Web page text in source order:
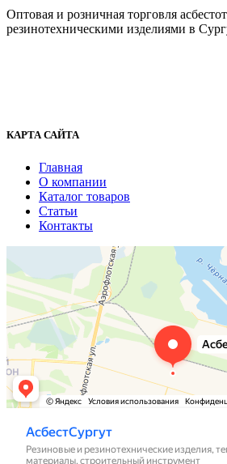
Оптовая и розничная торговля
резинотехническими изделиями в
КАРТА САЙТА
Главная
О компании
Каталог товаров
Статьи
Контакты